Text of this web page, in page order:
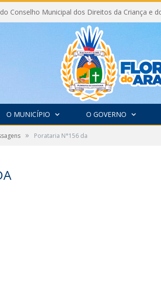
O MUNICÍPIO O GOVERNO
» Porataria N°156 da